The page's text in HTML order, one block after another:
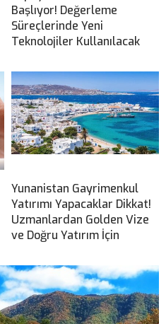
Başlıyor! Değerleme
Süreçlerinde Yeni
Teknolojiler Kullanılacak
Yunanistan Gayrimenkul
Yatırımı Yapacaklar Dikkat!
Uzmanlardan Golden Vize
ve Doğru Yatırım İçin